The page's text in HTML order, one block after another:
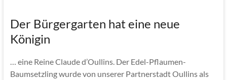
Der Bürgergarten hat eine neue
Königin
… eine Reine Claude d’Oullins. Der Edel-Pflaumen-
Baumsetzling wurde von unserer Partnerstadt Oullins als